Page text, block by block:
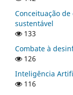
Conceituação
sustentável
133
Combate à
126
Inteligência
116